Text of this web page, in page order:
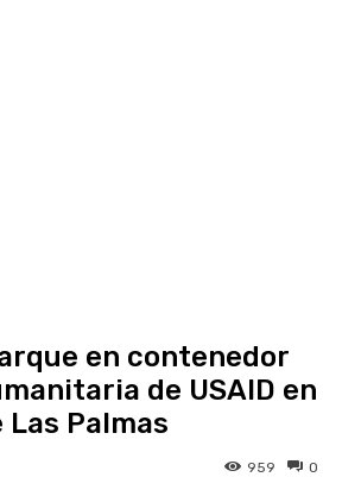
en contenedor
de USAID en
Palmas
0
959